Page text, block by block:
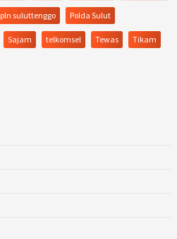
pln suluttenggo Polda Sulut
Sajam telkomsel Tewas Tikam